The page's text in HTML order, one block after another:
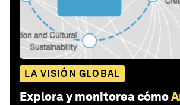
LA VISIÓN GLOBAL
Explora y monitorea cómo